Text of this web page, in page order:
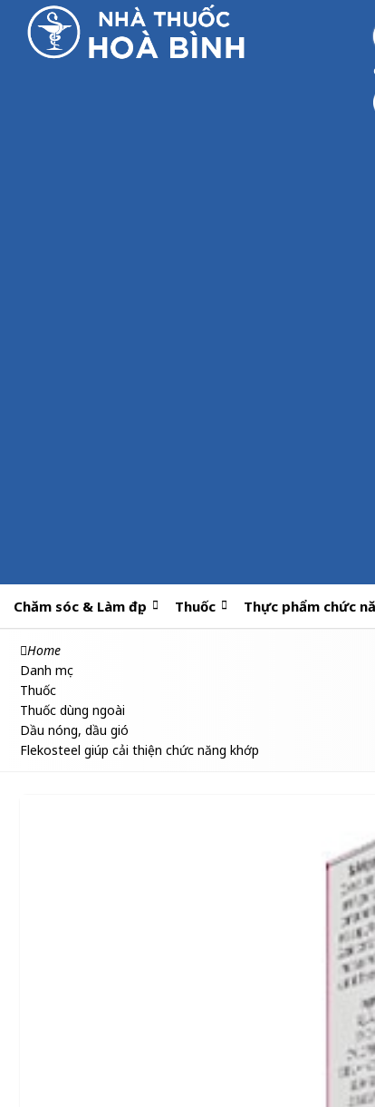
Chăm sóc & Làm đẹp Thuốc Thực phẩm chức
Home
Danh mục
Thuốc
Thuốc dùng ngoài
Dầu nóng, dầu gió
Flekosteel giúp cải thiện chức năng khớp